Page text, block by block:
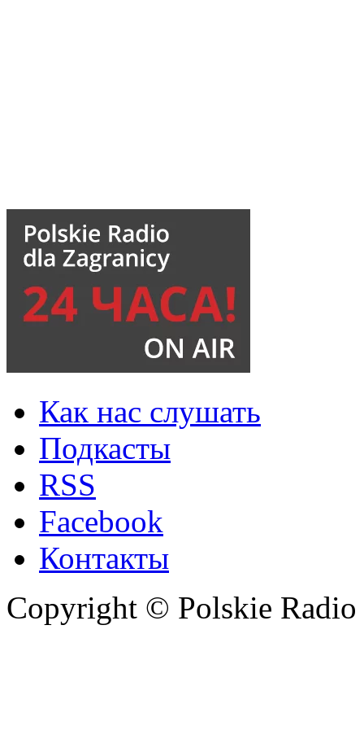
Как нас слушать
Подкасты
RSS
Facebook
Контакты
Copyright © Polskie